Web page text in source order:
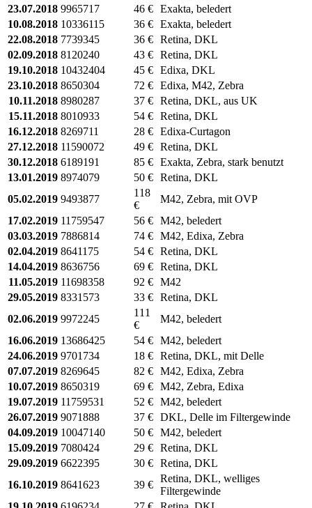
23.07.2018 9965717 46 € Exakta, beledert
10.08.2018 10336115 36 € Exakta, beledert
22.08.2018 7739345 36 € Retina, DKL
02.09.2018 8120240 43 € Retina, DKL
19.10.2018 10432404 45 € Edixa, DKL
23.10.2018 8650304 72 € Edixa, M42, Zebra
10.11.2018 8980287 37 € Retina, DKL, aus UK
15.11.2018 8010933 54 € Retina, DKL
16.12.2018 8269711 28 € Edixa-Curtagon
27.12.2018 11590072 49 € Retina, DKL
30.12.2018 6189191 85 € Exakta, Zebra, stark benutzt
13.01.2019 8974079 50 € Retina, DKL
05.02.2019 9493877
118
€
M42, Zebra, mit OVP
17.02.2019 11759547 56 € M42, beledert
03.03.2019 7886814 74 € M42, Edixa, Zebra
02.04.2019 8641175 54 € Retina, DKL
14.04.2019 8636756 69 € Retina, DKL
11.05.2019 11698358 92 € M42
29.05.2019 8331573 33 € Retina, DKL
02.06.2019 9972245
111
€
M42, beledert
16.06.2019 13686425 54 € M42, beledert
24.06.2019 9701734 18 € Retina, DKL, mit Delle
07.07.2019 8269645 82 € M42, Edixa, Zebra
10.07.2019 8650319 69 € M42, Zebra, Edixa
19.07.2019 11759531 52 € M42, beledert
26.07.2019 9071888 37 € DKL, Delle im Filtergewinde
04.09.2019 10047140 50 € M42, beledert
15.09.2019 7080424 29 € Retina, DKL
29.09.2019 6622395 30 € Retina, DKL
16.10.2019 8641623 39 €
Retina, DKL, welliges
Filtergewinde